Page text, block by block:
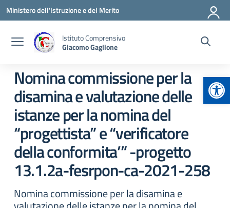
Vai ai contenuti
Vai al menu di navigazione
Vai al footer
Ministero dell'Istruzione e del Merito
Istituto Comprensivo
Giacomo Gaglione
Nomina commissione per la
disamina e valutazione delle
istanze per la nomina del
“progettista” e “verificatore
della conformita’” -progetto
13.1.2a-fesrpon-ca-2021-258
Nomina commissione per la disamina e